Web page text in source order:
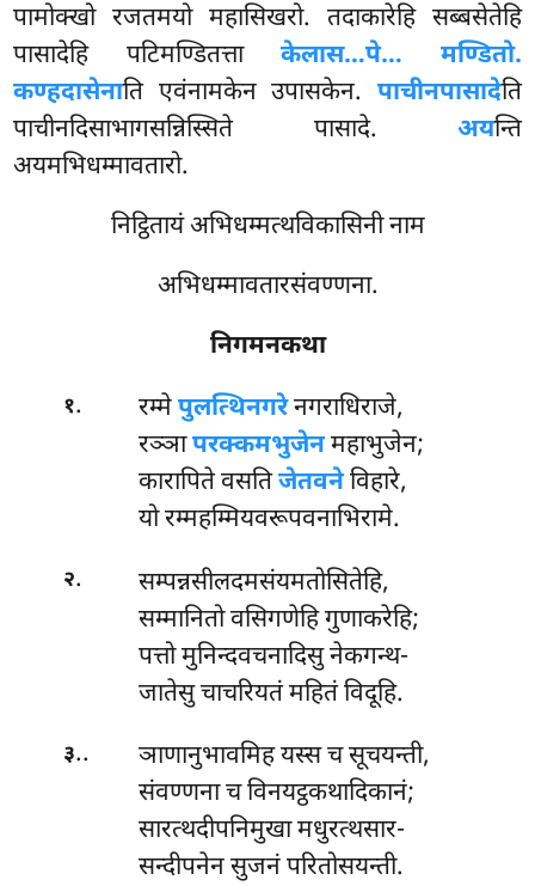
पामोक्खो रजतमयो महासिखरो. तदाकारेहि सब्बसेतेहि
पासादेहि पटिमण्डितत्ताकेलास…पे… मण्डितो.
कण्हदासेनाति एवंनामकेन उपासकेन. पाचीनपासादेति
पाचीनदिसाभागसन्निस्सिते पासादे. अयन्ति
अयमभिधम्मावतारो.
निट्ठितायं अभिधम्मत्थविकासिनी नाम
अभिधम्मावतारसंवण्णना.
निगमनकथा
१. रम्मेपुलत्थिनगरेनगराधिराजे,
रञ्ञापरक्कमभुजेनमहाभुजेन;
कारापिते वसतिजेतवनेविहारे,
यो रम्महम्मियवरूपवनाभिरामे.
२.
सम्पन्नसीलदमसंयमतोसितेहि,
सम्मानितो वसिगणेहि गुणाकरेहि;
पत्तो मुनिन्दवचनादिसु नेकगन्थ-
जातेसु चाचरियतं महितं विदूहि.
३.. ञाणानुभावमिहयस्स च सूचयन्ती,
संवण्णना च विनयट्ठकथादिकानं;
सारत्थदीपनिमुखा मधुरत्थसार-
सन्दीपनेन सुजनं परितोसयन्ती.